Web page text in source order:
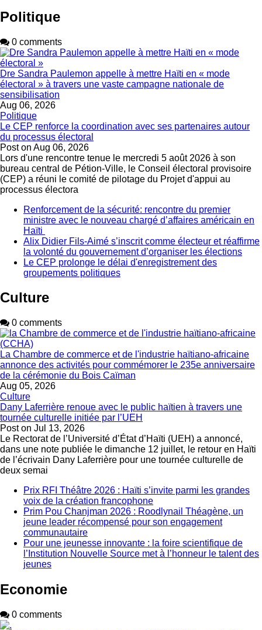
Politique
0 comments
Dre Sandra Paulemon appelle à mettre Haïti en « mode
électoral » à travers une vaste campagne nationale de
sensibilisation
Aug 06, 2026
Politique
Le CEP renforce la coordination avec ses partenaires autour
du processus électoral
Post on Aug 06, 2026
Lors d'une rencontre tenue le mercredi 5 août 2026 à son
bureau central de Pétion-Ville, le Conseil électoral provisoire
(CEP) a réuni le comité de pilotage du Projet d'appui au
processus électora
Renforcement de la sécurité: rencontre du premier
ministre avec le nouveau chargé d’affaires américain en
Haïti
Alix Didier Fils-Aimé s’inscrit comme électeur et réaffirme
la volonté du gouvernement d’organiser les élections
Le CEP prolonge le délai d'enregistrement des
groupements politiques
Culture
0 comments
La Chambre de commerce et de l'industrie haïtiano-africaine
annonce des activités pour commémorer le 235e anniversaire
de la cérémonie du Bois Caïman
Aug 05, 2026
Culture
Dany Laferrière renoue avec le public haïtien à travers une
tournée culturelle initiée par l’UEH
Post on Jul 13, 2026
Le Rectorat de l’Université d’État d’Haïti (UEH) a annoncé,
dans une note publiée le dimanche 12 juillet, le retour en Haïti
de l’écrivain Dany Laferrière pour une tournée culturelle de
deux semai
Prix RFI Théâtre 2026 : Haïti s’invite parmi les grandes
voix de la création francophone
Prim Pou Chanjman 2026 : Roodlynail Théagène, un
jeune leader récompensé pour son engagement
communautaire
Pour une jeunesse innovante : la foire scientifique de
l’Institution Nouvelle Source met à l’honneur le talent des
jeunes
Economie
0 comments